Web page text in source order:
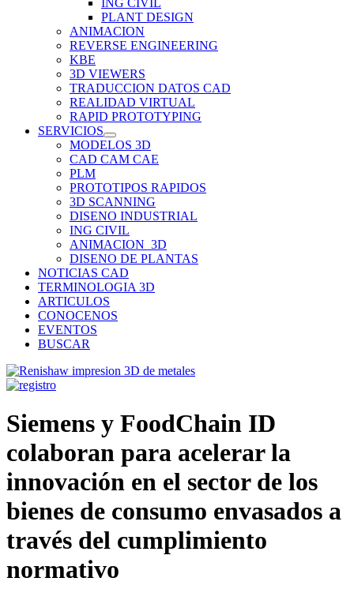
ING CIVIL
PLANT DESIGN
ANIMACION
REVERSE ENGINEERING
KBE
3D VIEWERS
TRADUCCION DATOS CAD
REALIDAD VIRTUAL
RAPID PROTOTYPING
SERVICIOS
MODELOS 3D
CAD CAM CAE
PLM
PROTOTIPOS RAPIDOS
3D SCANNING
DISENO INDUSTRIAL
ING CIVIL
ANIMACION_3D
DISENO DE PLANTAS
NOTICIAS CAD
TERMINOLOGIA 3D
ARTICULOS
CONOCENOS
EVENTOS
BUSCAR
Siemens y FoodChain ID
colaboran para acelerar la
innovación en el sector de los
bienes de consumo envasados a
través del cumplimiento
normativo